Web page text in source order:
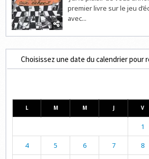
premier livre sur le jeu
avec...
Choisissez une date du calendrier pour
L M M J V
1
4 5 6 7 8